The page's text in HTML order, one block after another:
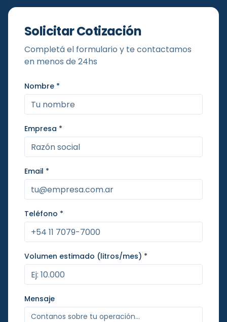
Solicitar Cotización
Completá el formulario y te contactamos
en menos de 24hs
Nombre *
Empresa *
Email *
Teléfono *
Volumen estimado (litros/mes) *
Mensaje